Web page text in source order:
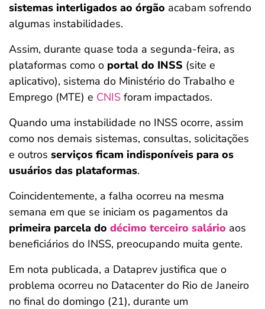
sistemas interligados ao órgão acabam sofrendo
algumas instabilidades.
Assim, durante quase toda a segunda-feira, as
plataformas como o portal do INSS (site e
aplicativo), sistema do Ministério do Trabalho e
Emprego (MTE) e CNIS foram impactados.
Quando uma instabilidade no INSS ocorre, assim
como nos demais sistemas, consultas, solicitações
e outros serviços ficam indisponíveis para os
usuários das plataformas.
Coincidentemente, a falha ocorreu na mesma
semana em que se iniciam os pagamentos da
primeira parcela do décimo terceiro salário aos
beneficiários do INSS, preocupando muita gente.
Em nota publicada, a Dataprev justifica que o
problema ocorreu no Datacenter do Rio de Janeiro
no final do domingo (21), durante um